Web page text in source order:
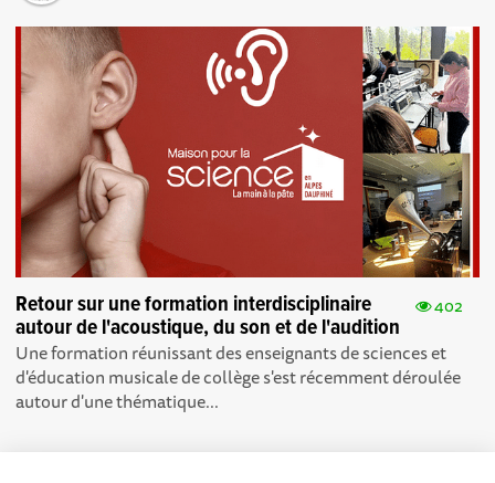
402
Retour sur une formation interdisciplinaire
autour de l'acoustique, du son et de l'audition
Une formation réunissant des enseignants de sciences et
d'éducation musicale de collège s'est récemment déroulée
autour d'une thématique...